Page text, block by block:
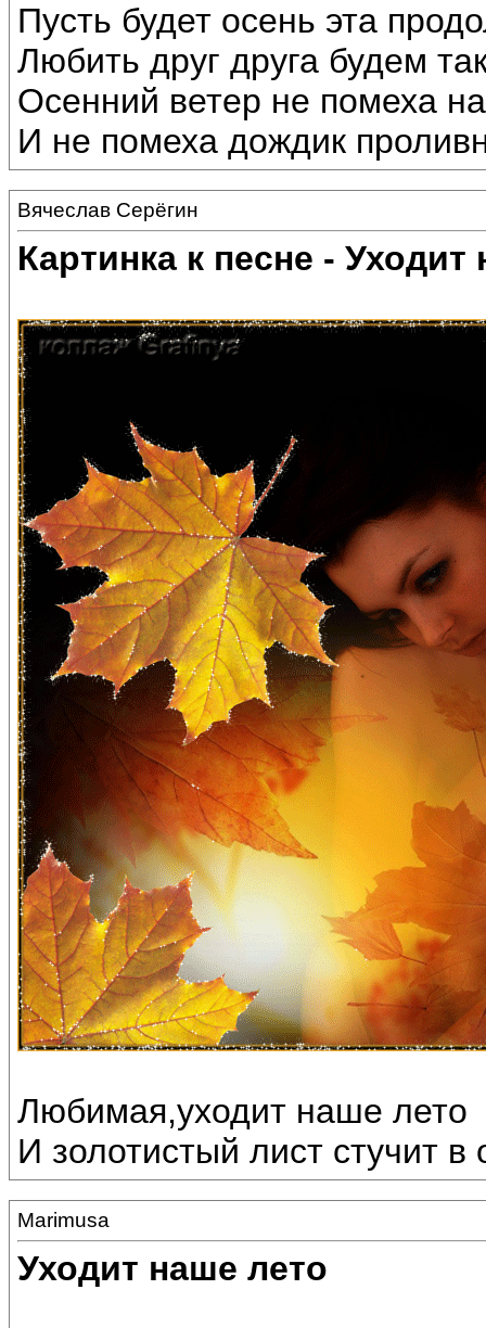
Пусть будет осень эта
Любить друг друга будем
Осенний ветер не помеха
И не помеха дождик
Вячеслав Серёгин
Картинка к песне - Уходит
Любимая,уходит наше лето
И золотистый лист стучит в
Marimusa
Уходит наше лето